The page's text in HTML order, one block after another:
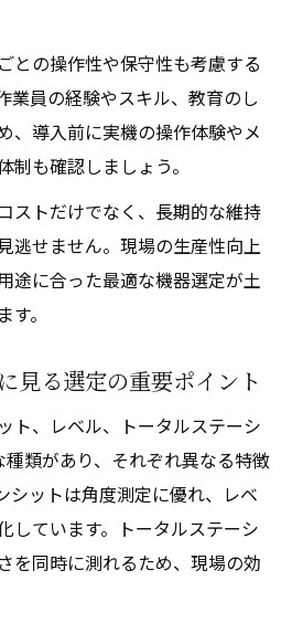
との操作性や保守性も考慮する
業員の経験やスキル、教育のし
、導入前に実機の操作体験やメ
制も確認しましょう。
ストだけでなく、長期的な維持
逃せません。現場の生産性向上
途に合った最適な機器選定が土
。
見る選定の重要ポイント
ト、レベル、トータルステーシ
種類があり、それぞれ異なる特徴
シットは角度測定に優れ、レベ
しています。トータルステーシ
を同時に測れるため、現場の効